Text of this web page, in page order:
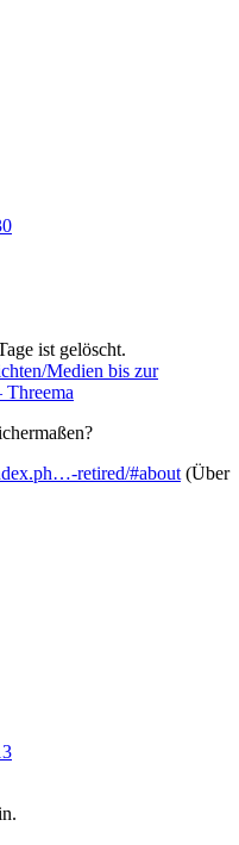
ist gelöscht.
Medien bis zur
Threema
retired/#about (Über